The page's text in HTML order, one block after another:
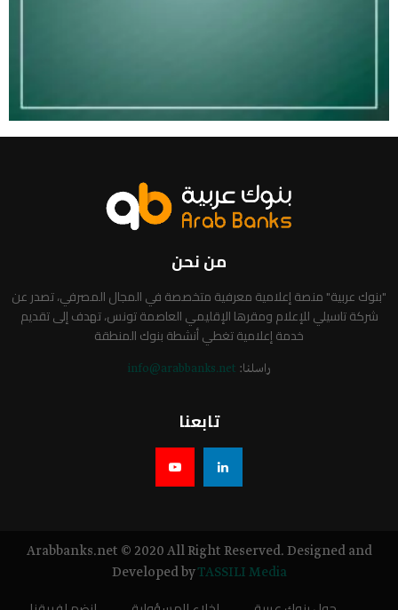
من نحن
"بنوك عربية" منصة إعلامية معرفية متخصصة في المجال المصرفي، تصدر عن
شركة تاسيلي للإعلام ومقرها الإقليمي العاصمة تونس، تهدف إلى تقديم
خدمة إعلامية تغطي أنشطة بنوك المنطقة
راسلنا: info@arabbanks.net
تابعنا
Arabbanks.net © 2020 All Right Reserved. Designed and
Developed byTASSILI Media